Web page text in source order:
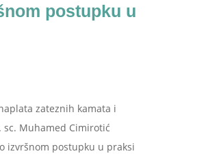
postupku u
zateznih kamata i
sc. Muhamed Cimirotić
izvršnom postupku u praksi